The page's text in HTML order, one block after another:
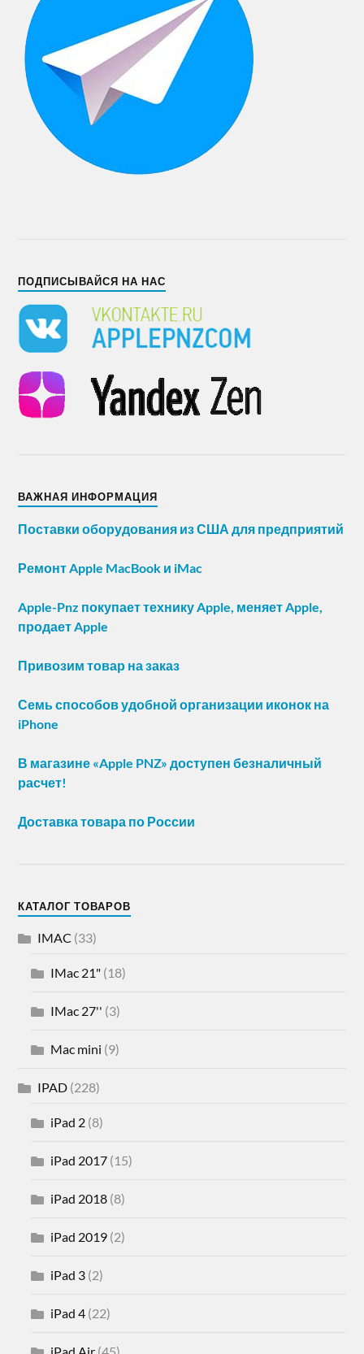
ПОДПИСЫВАЙСЯ НА НАС
ВАЖНАЯ ИНФОРМАЦИЯ
Поставки оборудования из США для предприятий
Ремонт Apple MacBook и iMac
Apple-Pnz покупает технику Apple, меняет Apple,
продает Apple
Привозим товар на заказ
Семь способов удобной организации иконок на
iPhone
В магазине «Apple PNZ» доступен безналичный
расчет!
Доставка товара по России
КАТАЛОГ ТОВАРОВ
IMAC (33)
IMac 21" (18)
IMac 27'' (3)
Mac mini (9)
IPAD (228)
iPad 2 (8)
iPad 2017 (15)
iPad 2018 (8)
iPad 2019 (2)
iPad 3 (2)
iPad 4 (22)